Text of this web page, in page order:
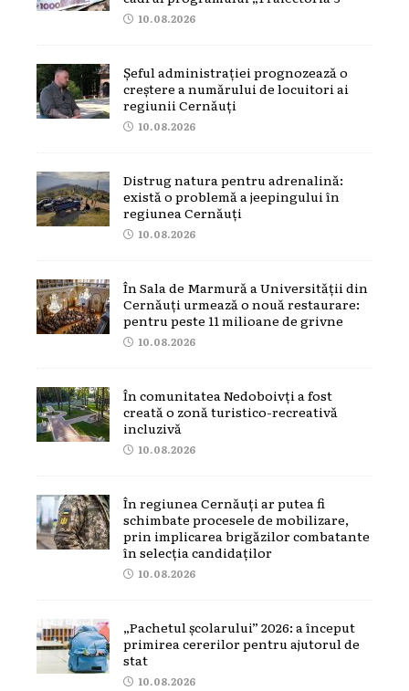
10.08.2026
Șeful administrației prognozează o
creștere a numărului de locuitori ai
regiunii Cernăuți
10.08.2026
Distrug natura pentru adrenalină:
există o problemă a jeepingului în
regiunea Cernăuți
10.08.2026
În Sala de Marmură a Universității din
Cernăuți urmează o nouă restaurare:
pentru peste 11 milioane de grivne
10.08.2026
În comunitatea Nedoboivți a fost
creată o zonă turistico-recreativă
incluzivă
10.08.2026
În regiunea Cernăuți ar putea fi
schimbate procesele de mobilizare,
prin implicarea brigăzilor combatante
în selecția candidaților
10.08.2026
„Pachetul școlarului” 2026: a început
primirea cererilor pentru ajutorul de
stat
10.08.2026